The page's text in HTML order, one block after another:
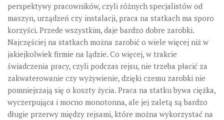
perspektywy pracowników, czyli różnych specjalistów od
maszyn, urządzeń czy instalacji, praca na statkach ma sporo
korzyści. Przede wszystkim, daje bardzo dobre zarobki.
Najczęściej na statkach można zarobić o wiele więcej niż w
jakiejkolwiek firmie na lądzie. Co więcej, w trakcie
świadczenia pracy, czyli podczas rejsu, nie trzeba płacić za
zakwaterowanie czy wyżywienie, dzięki czemu zarobki nie
pomniejszają się o koszty życia. Praca na statku bywa ciężka,
wyczerpująca i mocno monotonna, ale jej zaletą są bardzo
długie przerwy między rejsami, które można wykorzystać na